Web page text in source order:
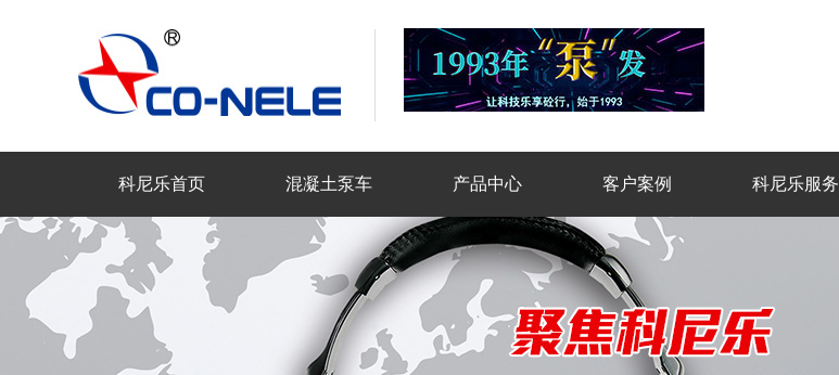
科尼乐首页 混凝土泵车 产品中心 客户案例 科尼乐服务